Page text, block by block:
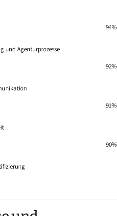
94%
und Agenturprozesse
92%
91%
90%